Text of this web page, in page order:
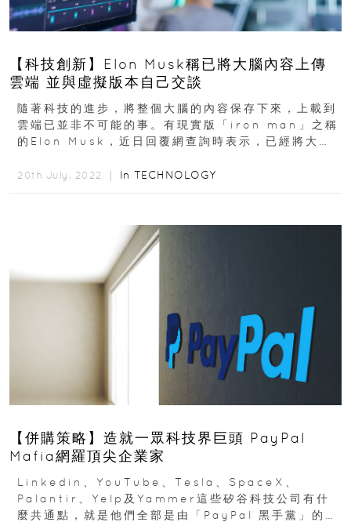
【科技創新】Elon Musk稱已將大腦內容上傳
雲端 並與虛擬版本自己交談
隨著科技的進步，將整個大腦的內容保存下來，上載到
雲端已並非不可能的事。有現實版「iron man」之稱
的Elon Musk，近日回覆網查詢時表示，已經將大腦
20th July, 2022 ｜ In TECHNOLOGY
【併購策略】造就一眾科技界巨頭 PayPal
Mafia網羅頂尖企業家
Linkedin、YouTube、Tesla、SpaceX、
Palantir、Yelp及Yammer這些矽谷科技公司有什
麼共通點，就是他們全部是由「PayPal 黑手黨」的人